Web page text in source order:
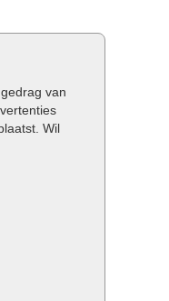
van
Wil